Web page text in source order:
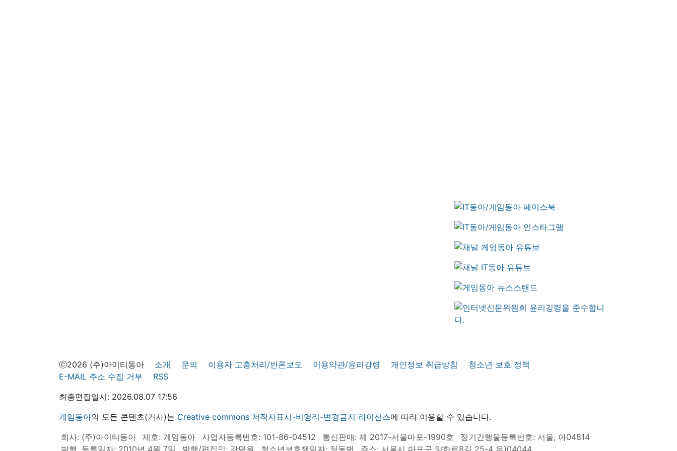
ⓒ2026 (주)아이티동아 소개 문의 이용자 고충처리/반론보도 이용약관/윤리강령 개인정보 취급방침
청소년 보호 정책
E-MAIL 주소 수집 거부
RSS
최종편집일시: 2026.08.07 17:56
게임동아의 모든 콘텐츠(기사)는 Creative commons 저작자표시-비영리-변경금지 라이선스에 따라 이용할 수 있습니다.
회사: (주)아이티동아
제호: 게임동아 사업자등록번호: 101-86-04512 통신판매: 제 2017-서울마포-1990호
정기간행물등록번호: 서울, 아04814
발행, 등록일자: 2010년 4월 7일
발행/편집인: 강덕원 청소년보호책임자: 정동범 주소: 서울시 마포구 양화로8길 25-4 우)04044